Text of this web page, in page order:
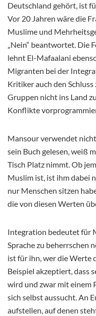
Deutschland gehört, ist
Vor 20 Jahren wäre die
Muslime und
„Nein“ beantwortet. Die
lehnt El-Mafaalani
Migranten bei der
Kritiker auch den
Gruppen nicht ins Land
Konflikte
Mansour verwendet
sein Buch gelesen, weiß
Tisch Platz nimmt. Ob
Muslim ist, ist ihm dabei
nur Menschen sitzen
die von diesen Werten
Integration bedeutet für
Sprache zu beherrschen
ist für ihn, wer die Werte
Beispiel akzeptiert, dass
wird und zwar mit einem
sich selbst aussucht. An
aufstellen, auf denen